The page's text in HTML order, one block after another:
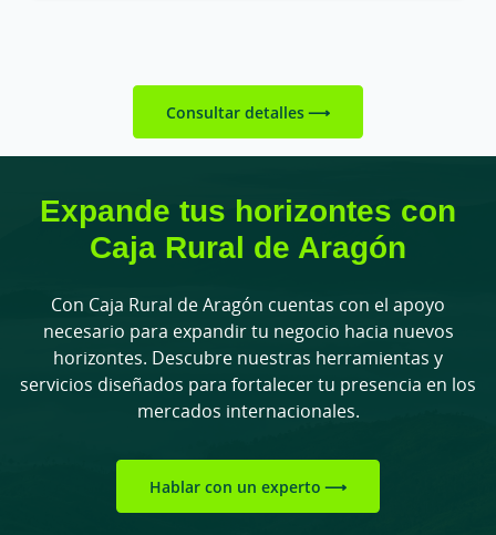
Consultar detalles
Expande tus horizontes con
Caja Rural de Aragón
Con Caja Rural de Aragón cuentas con el apoyo
necesario para expandir tu negocio hacia nuevos
horizontes. Descubre nuestras herramientas y
servicios diseñados para fortalecer tu presencia en los
mercados internacionales.
Hablar con un experto